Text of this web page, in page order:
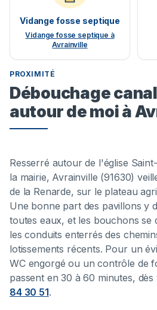
Vidange fosse septique
Vidange fosse septique à
Avrainville
PROXIMITÉ
Débouchage
autour de moi à
Resserré autour de l'église
la mairie, Avrainville (91630)
de la Renarde, sur le plateau
Une bonne part des pavillons y
toutes eaux, et les bouchons se
les conduits enterrés des
lotissements récents. Pour un
WC engorgé ou un contrôle de
passent en 30 à 60 minutes,
84 30 51.